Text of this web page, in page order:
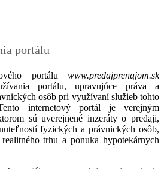
portálu
portálu www.predajprenajom.sk
portálu, upravujúce práva a
osôb pri využívaní služieb tohto
internetový portál je verejným
sú uverejnené inzeráty o predaji,
fyzických a právnických osôb,
trhu a ponuka hypotekárnych